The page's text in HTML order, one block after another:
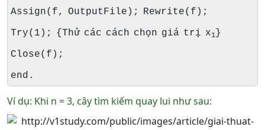
Assign(f, OutputFile); Rewrite(f);
Try(1); {Thử các cách chọn giá trị x1 }
Close(f);
end.
Ví dụ: Khi n = 3, cây tìm kiếm quay lui như sau: